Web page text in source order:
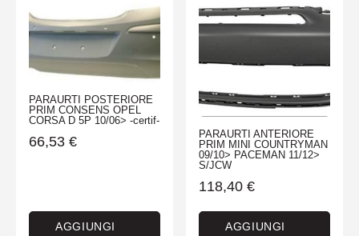
PARAURTI POSTERIORE
PRIM CONSENS OPEL
CORSA D 5P 10/06> -certif-
66,53 €
AGGIUNGI
PARAURTI ANTERIORE
PRIM MINI COUNTRYMAN
09/10> PACEMAN 11/12>
S/JCW
118,40 €
AGGIUNGI